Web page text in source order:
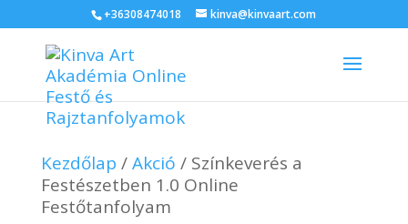
+36308474018 kinva@kinvaart.com
Kezdőlap /Akció / Színkeverés a
Festészetben 1.0 Online
Festőtanfolyam